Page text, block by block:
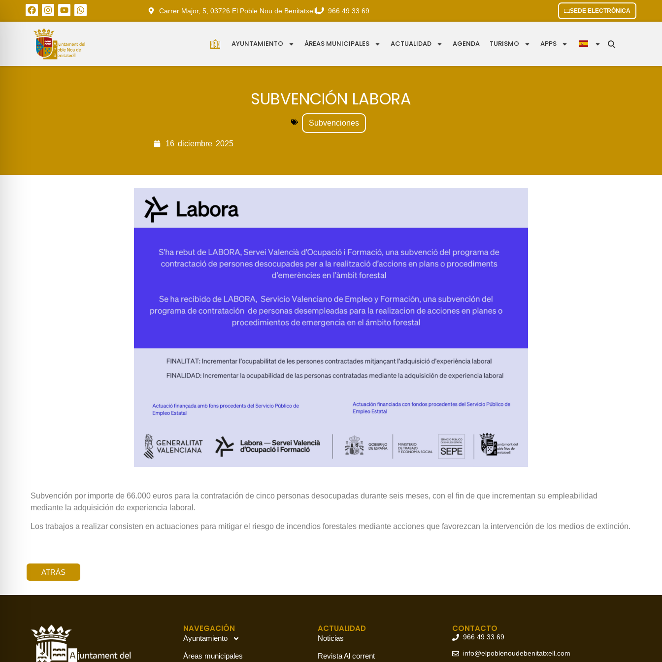
Carrer Major, 5, 03726 El Poble Nou de Benitatxell 966 49 33 69 SEDE ELECTRÓNICA
AYUNTAMIENTO ÁREAS MUNICIPALES ACTUALIDAD AGENDA TURISMO APPS
SUBVENCIÓN LABORA
Subvenciones
16 diciembre 2025
Subvención por importe de 66.000 euros para la contratación de cinco personas desocupadas durante seis meses, con el fin de que incrementan su empleabilidad
mediante la adquisición de experiencia laboral.
Los trabajos a realizar consisten en actuaciones para mitigar el riesgo de incendios forestales mediante acciones que favorezcan la intervención de los medios de extinción.
ATRÁS
NAVEGACIÓN
Ayuntamiento
Áreas municipales
ACTUALIDAD
Noticias
Revista Al corrent
CONTACTO
966 49 33 69
info@elpoblenoudebenitatxell.com